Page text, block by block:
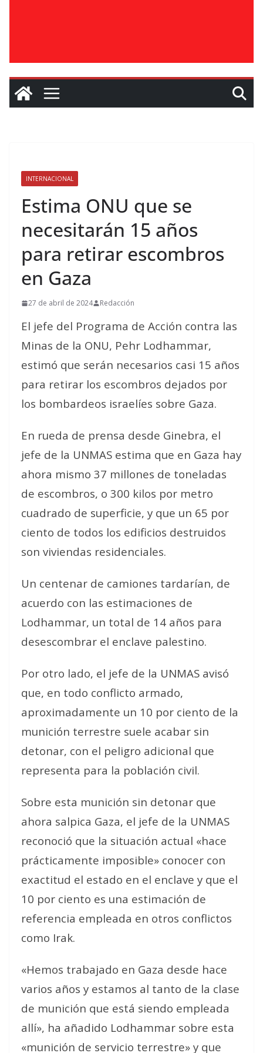
INTERNACIONAL
Estima ONU que se
necesitarán 15 años
para retirar escombros
en Gaza
27 de abril de 2024 Redacción
El jefe del Programa de Acción contra las
Minas de la ONU, Pehr Lodhammar,
estimó que serán necesarios casi 15 años
para retirar los escombros dejados por
los bombardeos israelíes sobre Gaza.
En rueda de prensa desde Ginebra, el
jefe de la UNMAS estima que en Gaza hay
ahora mismo 37 millones de toneladas
de escombros, o 300 kilos por metro
cuadrado de superficie, y que un 65 por
ciento de todos los edificios destruidos
son viviendas residenciales.
Un centenar de camiones tardarían, de
acuerdo con las estimaciones de
Lodhammar, un total de 14 años para
desescombrar el enclave palestino.
Por otro lado, el jefe de la UNMAS avisó
que, en todo conflicto armado,
aproximadamente un 10 por ciento de la
munición terrestre suele acabar sin
detonar, con el peligro adicional que
representa para la población civil.
Sobre esta munición sin detonar que
ahora salpica Gaza, el jefe de la UNMAS
reconoció que la situación actual «hace
prácticamente imposible» conocer con
exactitud el estado en el enclave y que el
10 por ciento es una estimación de
referencia empleada en otros conflictos
como Irak.
«Hemos trabajado en Gaza desde hace
varios años y estamos al tanto de la clase
de munición que está siendo empleada
allí», ha añadido Lodhammar sobre esta
«munición de servicio terrestre» y que